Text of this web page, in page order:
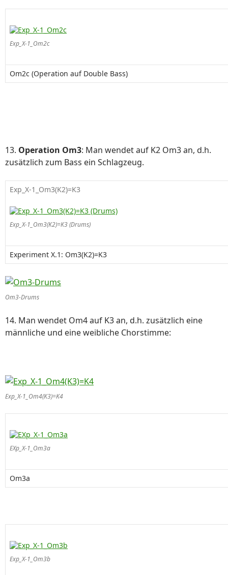
Exp_X-1_Om2c
Om2c (Operation auf Double Bass)
13. Operation Om3: Man wendet auf K2 Om3 an, d.h.
zusätzlich zum Bass ein Schlagzeug.
Exp_X-1_Om3(K2)=K3
Exp_X-1_Om3(K2)=K3 (Drums)
Experiment X.1: Om3(K2)=K3
Om3-Drums
14. Man wendet Om4 auf K3 an, d.h. zusätzlich eine
männliche und eine weibliche Chorstimme:
Exp_X-1_Om4(K3)=K4
EXp_X-1_Om3a
Om3a
Exp_X-1_Om3b